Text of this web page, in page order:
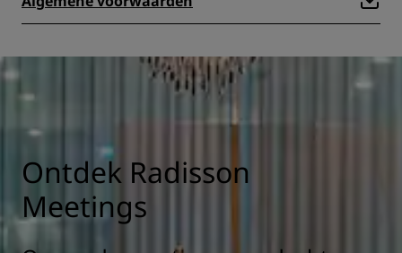
Ontdek Radisson
Meetings